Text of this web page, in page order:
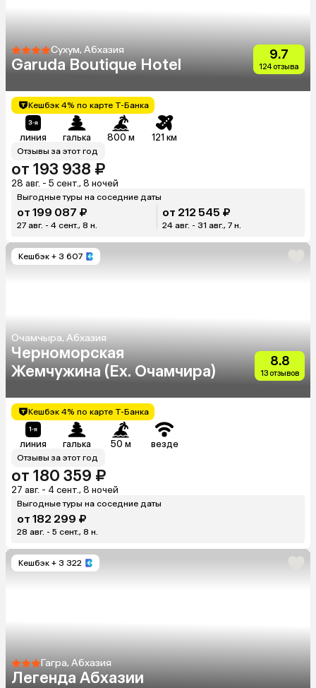
Сухум, Абхазия
Garuda Boutique Hotel
9.7
124 отзыва
Кешбэк 4% по карте Т-Банка
линия галька 800 м 121 км
Отзывы за этот год
от 193 938 ₽
28 авг. - 5 сент., 8 ночей
Выгодные туры на соседние даты
от 199 087 ₽
27 авг. - 4 сент., 8 н.
от 212 545 ₽
24 авг. - 31 авг., 7 н.
Кешбэк + 3 607
Очамчыра, Абхазия
Черноморская
Жемчужина (Ex. Очамчира)
8.8
13 отзывов
Кешбэк 4% по карте Т-Банка
линия галька 50 м везде
Отзывы за этот год
от 180 359 ₽
27 авг. - 4 сент., 8 ночей
Выгодные туры на соседние даты
от 182 299 ₽
28 авг. - 5 сент., 8 н.
Кешбэк + 3 322
Гагра, Абхазия
Легенда Абхазии